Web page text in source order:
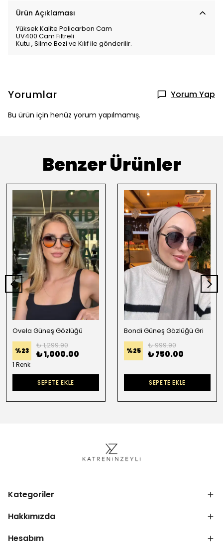
Ürün Açıklaması
Yüksek Kalite Policarbon Cam
UV400 Cam Filtreli
Kutu , Silme Bezi ve Kılıf ile gönderilir.
Yorumlar Yorum Yap
Bu ürün için henüz yorum yapılmamış.
Benzer Ürünler
Ovela Güneş Gözlüğü
%23
₺ 1,299.90
₺ 1,000.00
1 Renk
SEPETE EKLE
Bondi Güneş Gözlüğü Gri
%25
₺ 999.90
₺ 750.00
SEPETE EKLE
Kategoriler
Hakkımızda
Hesabım